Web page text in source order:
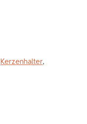
Kerzenhalter,